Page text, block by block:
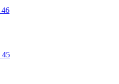
46
45